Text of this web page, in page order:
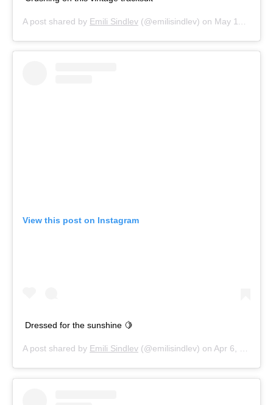
A post shared by Emili Sindlev (@emilisindlev) on May 11, 2020 at 11:50pm PDT
View this post on Instagram
Dressed for the sunshine 🍋
A post shared by Emili Sindlev (@emilisindlev) on Apr 6, 2020 at 11:10am PDT